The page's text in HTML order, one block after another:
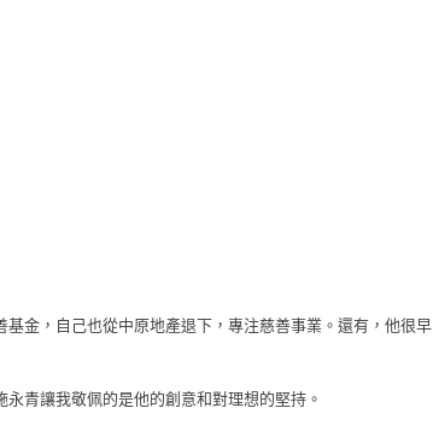
基金，自己也從中原地產退下，專注慈善事業。還有，他很早
青讓我敬佩的是他的創意和對理想的堅持。